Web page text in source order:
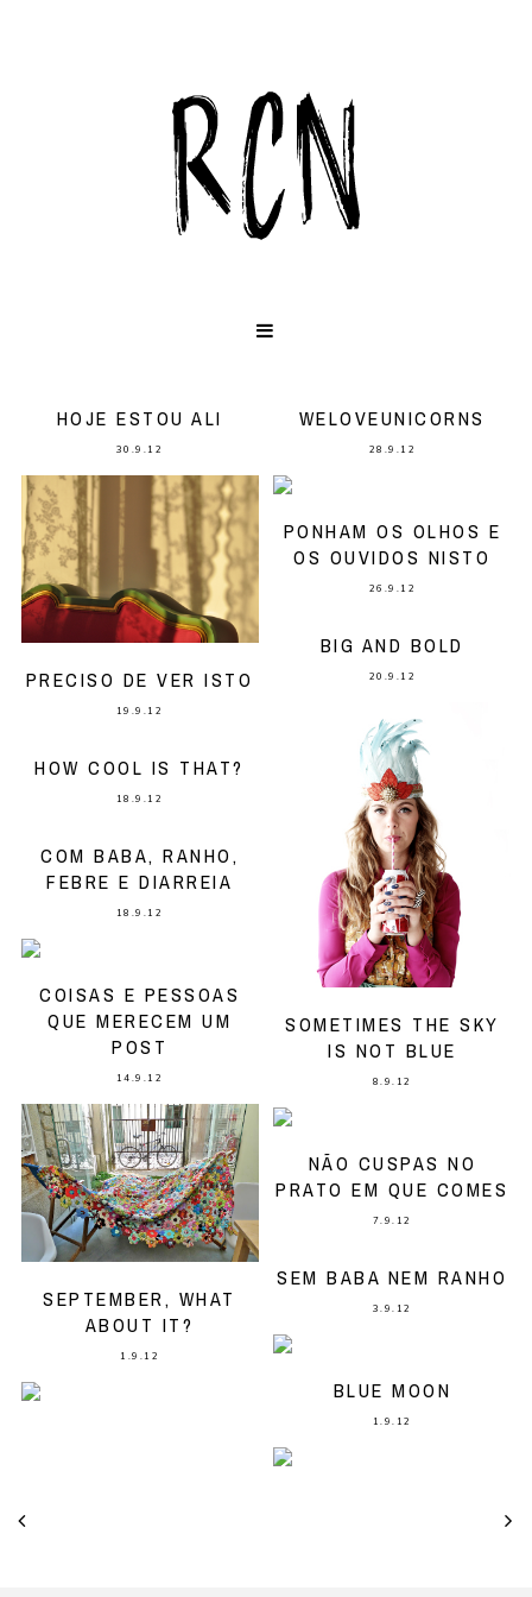
HOJE ESTOU ALI
30.9.12
WELOVEUNICORNS
28.9.12
PONHAM OS OLHOS E
OS OUVIDOS NISTO
26.9.12
BIG AND BOLD
20.9.12
PRECISO DE VER ISTO
19.9.12
HOW COOL IS THAT?
18.9.12
COM BABA, RANHO,
FEBRE E DIARREIA
18.9.12
COISAS E PESSOAS
QUE MERECEM UM
POST
14.9.12
SOMETIMES THE SKY
IS NOT BLUE
8.9.12
NÃO CUSPAS NO
PRATO EM QUE COMES
7.9.12
SEM BABA NEM RANHO
3.9.12
SEPTEMBER, WHAT
ABOUT IT?
1.9.12
BLUE MOON
1.9.12